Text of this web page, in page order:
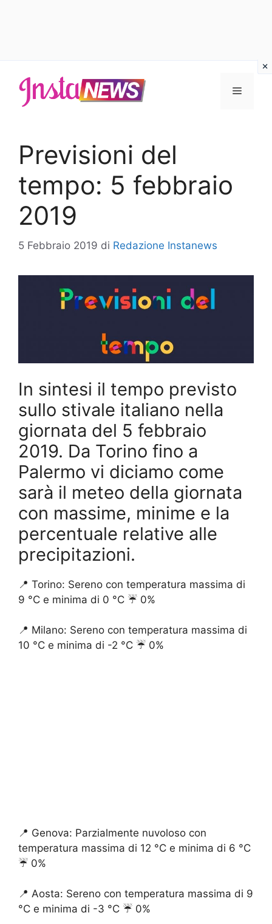
contenuto
Menu
Previsioni del
tempo: 5 febbraio
2019
5 Febbraio 2019 di Redazione Instanews
In sintesi il tempo previsto
sullo stivale italiano nella
giornata del 5 febbraio
2019. Da Torino fino a
Palermo vi diciamo come
sarà il meteo della giornata
con massime, minime e la
percentuale relative alle
precipitazioni.
📍 Torino: Sereno con temperatura massima di
9 °C e minima di 0 °C ☔️ 0%
📍 Milano: Sereno con temperatura massima di
10 °C e minima di -2 °C ☔️ 0%
📍 Genova: Parzialmente nuvoloso con
temperatura massima di 12 °C e minima di 6 °C
☔️ 0%
📍 Aosta: Sereno con temperatura massima di 9
°C e minima di -3 °C ☔️ 0%